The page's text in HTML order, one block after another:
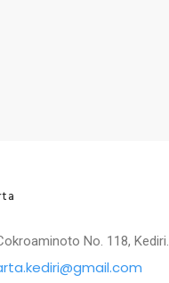
No. 118, Kediri.